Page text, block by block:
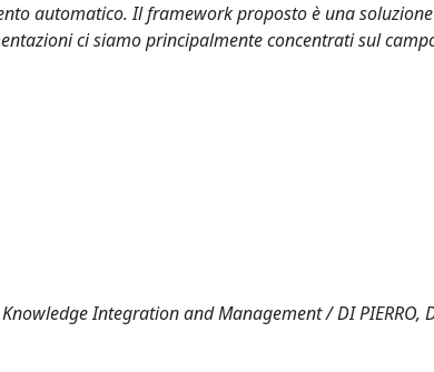
automatico. Il framework proposto è una soluzione
ci siamo principalmente concentrati sul
Integration and Management / DI PIERRO,